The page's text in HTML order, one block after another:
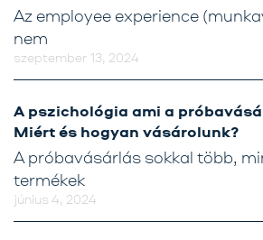
szeptember 13, 2024
Az employee experience
nem
A pszichológia ami a
Miért és hogyan vásárolunk?
június 4, 2024
A próbavásárlás sokkal több,
termékek